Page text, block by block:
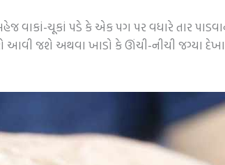
વાકાં-ચૂકાં પડે કે એક પગ પર વધારે તાર
આવી જશે અથવા ખાડો કે ઊંચી-નીચી જગ્યા